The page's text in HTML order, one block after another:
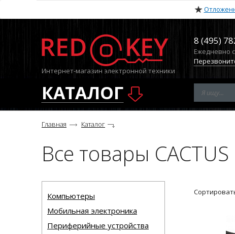
Интернет-магазин электронной техники
8 (495)
Ежедневно
КАТАЛОГ
Главная Каталог
Все товары CACTUS
Компьютеры
Мобильная электроника
Периферийные устройства